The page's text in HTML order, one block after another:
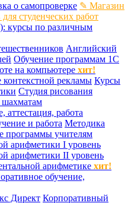
о самопроверке ✎ Магазин
студенческих работ
курсы по различным
Английский
Обучение программам 1С
на компьютере хит!
рекламы Курсы
Студия рисования
шахматам
аттестация, работа
и работа Методика
программы учителям
арифметики I уровень
арифметики II уровень
арифметике хит!
обучение,
Директ Корпоративный